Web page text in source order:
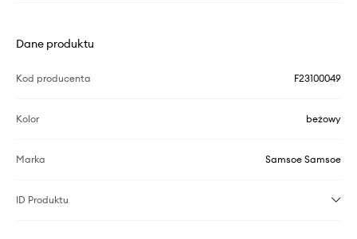
Dane produktu
Kod producenta F23100049
Kolor beżowy
Marka Samsoe Samsoe
ID Produktu